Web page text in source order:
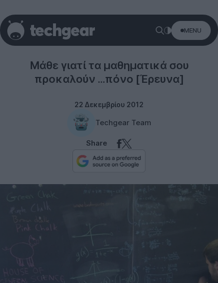
MENU
Μάθε γιατί τα μαθηματικά σου
προκαλούν ...πόνο [Έρευνα]
22 Δεκεμβρίου 2012
Techgear Team
Share